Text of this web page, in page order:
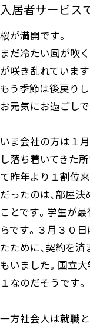
入居者サービス
桜が満開です。
まだ冷たい風が吹
が咲き乱れています
もう季節は後戻りし
お元気にお過ごしで
いま会社の方は１
し落ち着いてきた
て昨年より１割位
だったのは、部屋
ことです。学生が
らです。３月３０
たために、契約を
もいました。国立
１なのだそうです。
一方社会人は就職